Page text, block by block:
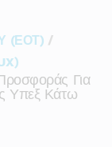
(ΕΟΤ) /
Για
Υπεξ Κάτω